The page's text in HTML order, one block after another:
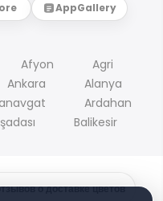
AppGallery
Afyon
Agri
Ankara
Alanya
Ardahan
Balikesir
о доставке цветов